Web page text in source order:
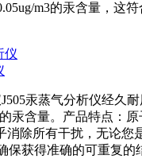
m3的汞含量，这符
汞蒸气分析仪经久
汞含量。产品特点：原
消除所有干扰，无论您
保获得准确的可重复的